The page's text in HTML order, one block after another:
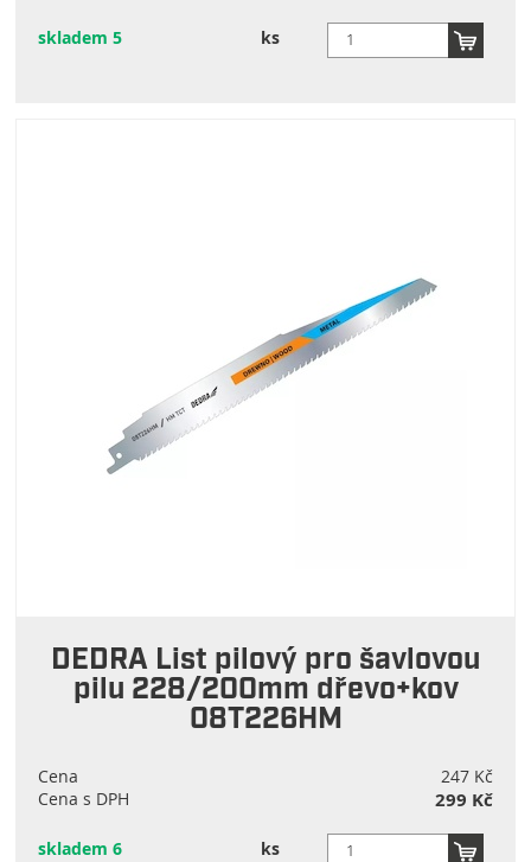
skladem 5 ks
DEDRA List pilový pro šavlovou
pilu 228/200mm dřevo+kov
08T226HM
Cena
247 Kč
Cena s DPH
299 Kč
skladem 6 ks